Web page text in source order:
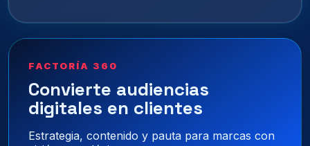
FACTORÍA 360
Convierte audiencias
digitales en clientes
Estrategia, contenido y pauta para marcas con